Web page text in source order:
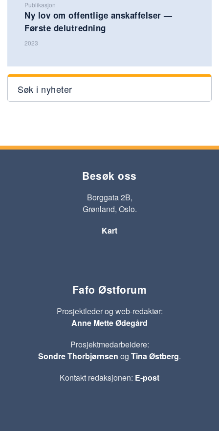
Publikasjon
Ny lov om offentlige anskaffelser —
Første delutredning
2023
Søk i nyheter
Besøk oss
Borggata 2B,
Grønland, Oslo.
Kart
Fafo Østforum
Prosjektleder og web-redaktør:
Anne Mette Ødegård
Prosjektmedarbeidere:
Sondre Thorbjørnsen og Tina Østberg.
Kontakt redaksjonen: E-post